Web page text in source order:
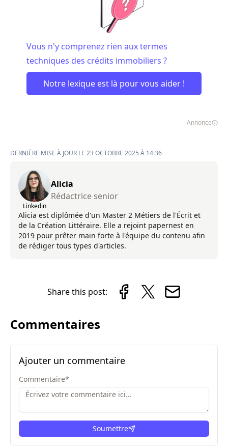
Vous n'y comprenez rien aux termes
techniques des crédits immobiliers ?
Notre lexique est là pour vous aider !
Annonce
DERNIÈRE MISE À JOUR LE 23 OCTOBRE 2025 À 14:36
Linkedin
Alicia
Rédactrice senior
Alicia est diplômée d'un Master 2 Métiers de l'Écrit et
de la Création Littéraire. Elle a rejoint papernest en
2019 pour prêter main forte à l'équipe du contenu afin
de rédiger tous types d'articles.
Share this post:
Commentaires
Ajouter un commentaire
Commentaire*
Soumettre